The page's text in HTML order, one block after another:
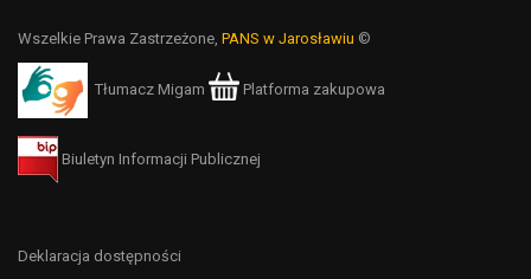
Wszelkie Prawa Zastrzeżone, PANS w Jarosławiu ©
Tłumacz Migam Platforma zakupowa
Biuletyn Informacji Publicznej
Deklaracja dostępności